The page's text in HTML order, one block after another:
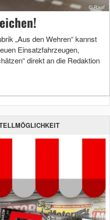
„Aus den Wehren“ kannst
Einsatzfahrzeugen,
direkt an die Redaktion